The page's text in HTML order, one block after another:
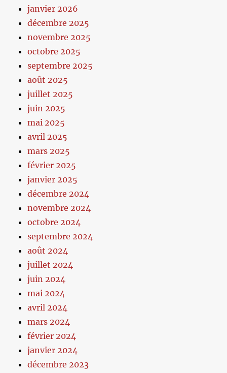
janvier 2026
décembre 2025
novembre 2025
octobre 2025
septembre 2025
août 2025
juillet 2025
juin 2025
mai 2025
avril 2025
mars 2025
février 2025
janvier 2025
décembre 2024
novembre 2024
octobre 2024
septembre 2024
août 2024
juillet 2024
juin 2024
mai 2024
avril 2024
mars 2024
février 2024
janvier 2024
décembre 2023